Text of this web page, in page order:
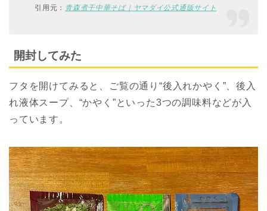
引用元： 青森煮干中華そば｜ヤマダイ公式通販サイト
開封してみた
フタを開けてみると、ご覧の通り“後入れかやく”、後入
れ液体スープ、“かやく”といった3つの調味料などが入
っています。